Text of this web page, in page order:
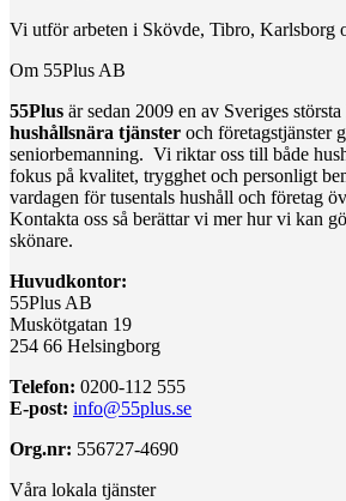
Vi utför arbeten i Skövde, Tibro, Karlsborg
Om 55Plus AB
55Plus är sedan 2009 en av Sveriges
hushållsnära tjänster och företagstjänster
seniorbemanning. Vi riktar oss till både
fokus på kvalitet, trygghet och personligt
vardagen för tusentals hushåll och företag
Kontakta oss så berättar vi mer hur vi kan
skönare.
Huvudkontor:
55Plus AB
Muskötgatan 19
254 66 Helsingborg
Telefon: 0200-112 555
E-post: info@55plus.se
Org.nr: 556727-4690
Våra lokala tjänster